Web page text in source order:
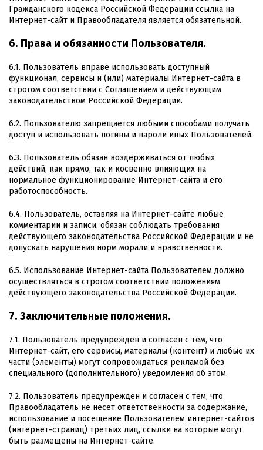
Гражданского кодекса Российской Федерации ссылка на
Интернет-сайт и Правообладателя является обязательной.
6. Права и обязанности Пользователя.
6.1. Пользователь вправе использовать доступный
функционал, сервисы и (или) материалы Интернет-сайта в
строгом соответствии с Соглашением и действующим
законодательством Российской Федерации.
6.2. Пользователю запрещается любыми способами получать
доступ и использовать логины и пароли иных Пользователей.
6.3. Пользователь обязан воздерживаться от любых
действий, как прямо, так и косвенно влияющих на
нормальное функционирование Интернет-сайта и его
работоспособность.
6.4. Пользователь, оставляя на Интернет-сайте любые
комментарии и записи, обязан соблюдать требования
действующего законодательства Российской Федерации и не
допускать нарушения норм морали и нравственности.
6.5. Использование Интернет-сайта Пользователем должно
осуществляться в строгом соответствии положениям
действующего законодательства Российской Федерации.
7. Заключительные положения.
7.1. Пользователь предупрежден и согласен с тем, что
Интернет-сайт, его сервисы, материалы (контент) и любые их
части (элементы) могут сопровождаться рекламой без
специального (дополнительного) уведомления об этом.
7.2. Пользователь предупрежден и согласен с тем, что
Правообладатель не несет ответственности за содержание,
использование и посещение Пользователем интернет-сайтов
(интернет-страниц) третьих лиц, ссылки на которые могут
быть размещены на Интернет-сайте.